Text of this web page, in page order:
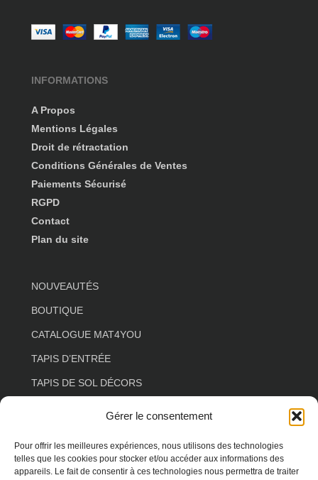
Gérer le consentement
Pour offrir les meilleures expériences, nous utilisons des technologies
telles que les cookies pour stocker et/ou accéder aux informations des
appareils. Le fait de consentir à ces technologies nous permettra de traiter
INFORMATIONS
A Propos
Mentions Légales
Droit de rétractation
Conditions Générales de Ventes
Paiements Sécurisé
RGPD
Contact
Plan du site
NOUVEAUTÉS
BOUTIQUE
CATALOGUE MAT4YOU
TAPIS D’ENTRÉE
TAPIS DE SOL DÉCORS
TAPIS DE SOL SALON